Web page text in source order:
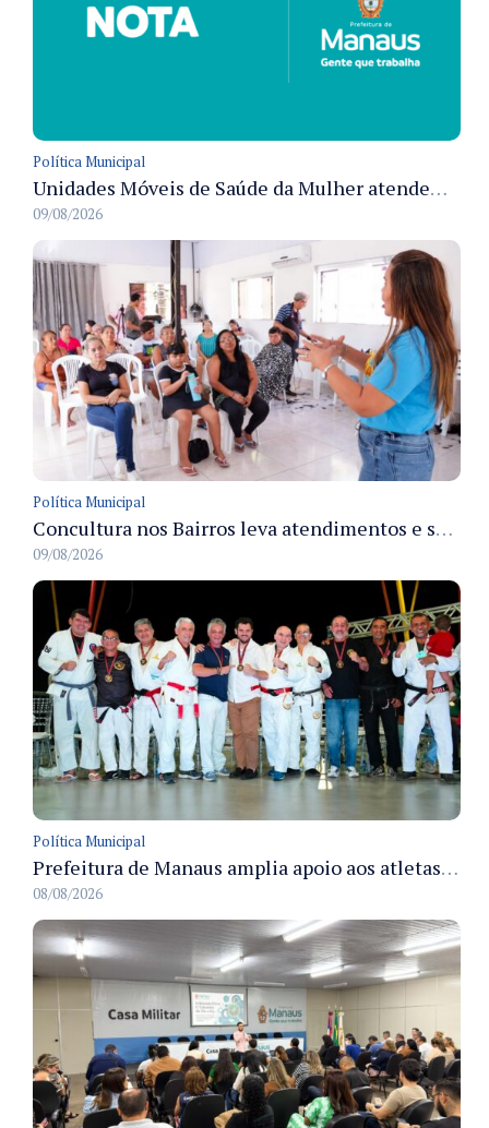
Política Municipal
Unidades Móveis de Saúde da Mulher atendem diversas zonas de Manaus durante o mês de agosto
09/08/2026
Política Municipal
Concultura nos Bairros leva atendimentos e serviços culturais ao Japiim em 8/8
09/08/2026
Política Municipal
Prefeitura de Manaus amplia apoio aos atletas de 100 para 150 beneficiados a partir do próximo ano
08/08/2026